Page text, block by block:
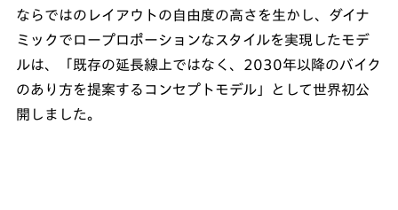
ならではのレイアウトの自由度の高さを生かし、ダイナ
ミックでロープロポーションなスタイルを実現したモデ
ルは、「既存の延長線上ではなく、2030年以降のバイク
のあり方を提案するコンセプトモデル」として世界初公
開しました。